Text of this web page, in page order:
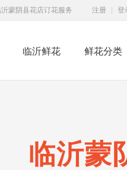
蒙阴县花店订花服务 注册 登
临沂鲜花 鲜花分类
临沂蒙